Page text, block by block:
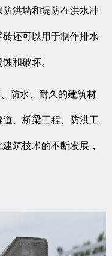
洪墙和堤防在洪水冲
还可以用于制作排水
和破坏。
防水、耐久的建筑材
、桥梁工程、防洪工
筑技术的不断发展，